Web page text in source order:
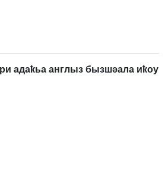
адаҟьа англыз бызшәала иҟоу